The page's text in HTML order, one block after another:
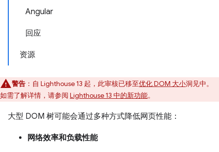
Angular
回应
资源
警告 ：自 Lighthouse 13 起，此审核已移至优化 DOM 大小洞见中。
如需了解详情，请参阅 Lighthouse 13 中的新功能。
大型 DOM 树可能会通过多种方式降低网页性能：
网络效率和负载性能